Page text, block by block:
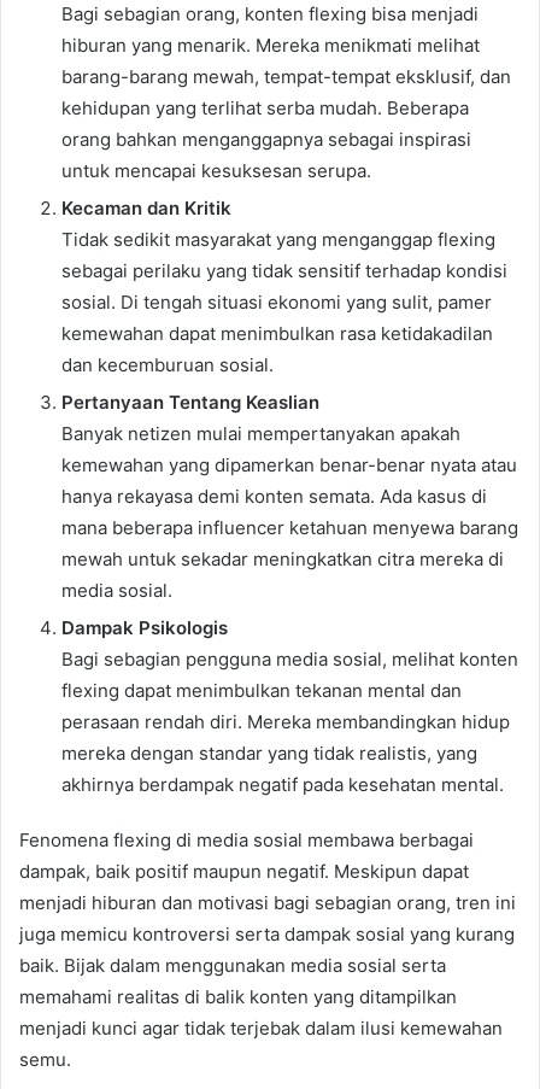
Bagi sebagian orang, konten flexing bisa menjadi
hiburan yang menarik. Mereka menikmati melihat
barang-barang mewah, tempat-tempat eksklusif, dan
kehidupan yang terlihat serba mudah. Beberapa
orang bahkan menganggapnya sebagai inspirasi
untuk mencapai kesuksesan serupa.
Kecaman dan Kritik
Tidak sedikit masyarakat yang menganggap flexing
sebagai perilaku yang tidak sensitif terhadap kondisi
sosial. Di tengah situasi ekonomi yang sulit, pamer
kemewahan dapat menimbulkan rasa ketidakadilan
dan kecemburuan sosial.
Pertanyaan Tentang Keaslian
Banyak netizen mulai mempertanyakan apakah
kemewahan yang dipamerkan benar-benar nyata atau
hanya rekayasa demi konten semata. Ada kasus di
mana beberapa influencer ketahuan menyewa barang
mewah untuk sekadar meningkatkan citra mereka di
media sosial.
Dampak Psikologis
Bagi sebagian pengguna media sosial, melihat konten
flexing dapat menimbulkan tekanan mental dan
perasaan rendah diri. Mereka membandingkan hidup
mereka dengan standar yang tidak realistis, yang
akhirnya berdampak negatif pada kesehatan mental.
Fenomena flexing di media sosial membawa berbagai
dampak, baik positif maupun negatif. Meskipun dapat
menjadi hiburan dan motivasi bagi sebagian orang, tren ini
juga memicu kontroversi serta dampak sosial yang kurang
baik. Bijak dalam menggunakan media sosial serta
memahami realitas di balik konten yang ditampilkan
menjadi kunci agar tidak terjebak dalam ilusi kemewahan
semu.